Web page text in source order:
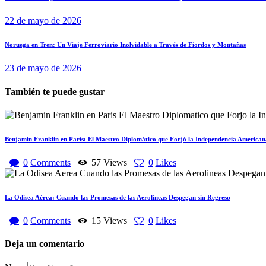
de
22 de mayo de 2026
Next
Noruega en Tren: Un Viaje Ferroviario Inolvidable a Través de Fiordos y Montañas
23 de mayo de 2026
También te puede gustar
Benjamin Franklin en París: El Maestro Diplomático que Forjó la Independencia
0 Comments 57 Views 0 Likes
La Odisea Aérea: Cuando las Promesas de las Aerolíneas Despegan sin Regreso
0 Comments 15 Views 0 Likes
Deja un comentario